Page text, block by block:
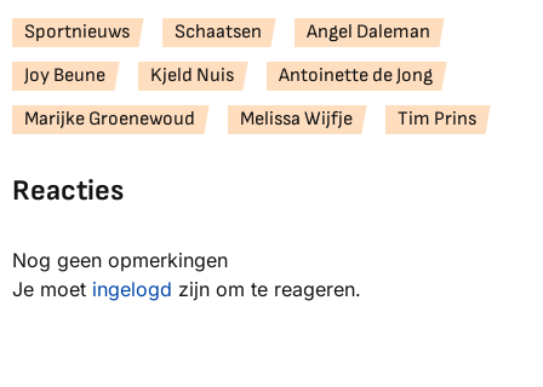
Sportnieuws Schaatsen
Angel Daleman
Joy Beune
Kjeld Nuis
Antoinette de Jong
Marijke Groenewoud
Melissa Wijfje Tim Prins
Reacties
Nog geen opmerkingen
Je moet ingelogd zijn om te reageren.